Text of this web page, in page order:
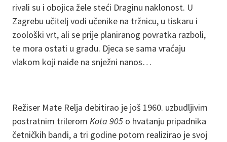
rivali su i obojica žele steći Draginu naklonost. U
Zagrebu učitelj vodi učenike na tržnicu, u tiskaru i
zoološki vrt, ali se prije planiranog povratka razboli,
te mora ostati u gradu. Djeca se sama vraćaju
vlakom koji naiđe na snježni nanos…
Režiser Mate Relja debitirao je još 1960. uzbudljivim
postratnim trilerom Kota 905 o hvatanju pripadnika
četničkih bandi, a tri godine potom realizirao je svoj